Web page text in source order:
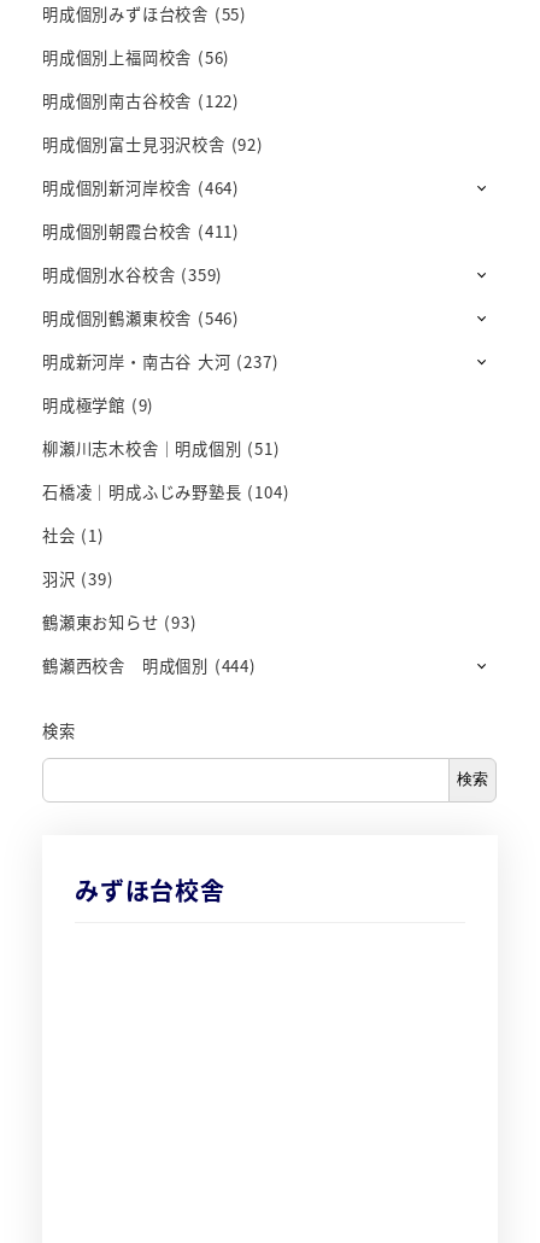
明成個別みずほ台校舎 (55)
明成個別上福岡校舎 (56)
明成個別南古谷校舎 (122)
明成個別富士見羽沢校舎 (92)
明成個別新河岸校舎 (464)
明成個別朝霞台校舎 (411)
明成個別水谷校舎 (359)
明成個別鶴瀬東校舎 (546)
明成新河岸・南古谷 大河 (237)
明成極学館 (9)
柳瀬川志木校舎｜明成個別 (51)
石橋凌｜明成ふじみ野塾長 (104)
社会 (1)
羽沢 (39)
鶴瀬東お知らせ (93)
鶴瀬西校舎 明成個別 (444)
検索
検索
みずほ台校舎